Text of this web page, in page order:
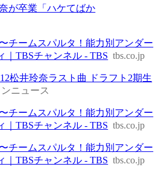
が卒業「ハケてばか
チームスパルタ！能力別アンダー
｜TBSチャンネル - TBS tbs.co.jp
松井玲奈ラスト曲 ドラフト2期生
ニュース
チームスパルタ！能力別アンダー
｜TBSチャンネル - TBS tbs.co.jp
チームスパルタ！能力別アンダー
｜TBSチャンネル - TBS tbs.co.jp